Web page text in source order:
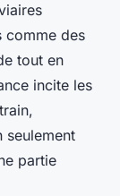
comme des
tout en
incite les
seulement
partie